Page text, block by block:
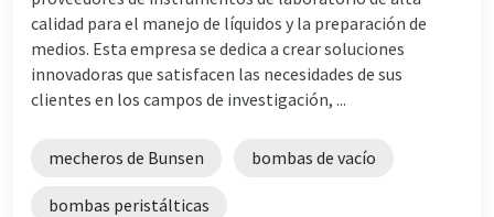
calidad para el manejo de líquidos y la preparación de
medios. Esta empresa se dedica a crear soluciones
innovadoras que satisfacen las necesidades de sus
clientes en los campos de investigación, ...
mecheros de Bunsen bombas de vacío
bombas peristálticas